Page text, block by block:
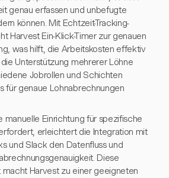
genau erfassen und unbefugte
können. Mit Echtzeit-Tracking-
Harvest Ein-Klick-Timer zur genauen
was hilft, die Arbeitskosten effektiv
Unterstützung mehrerer Löhne
Jobrollen und Schichten
für genaue Lohnabrechnungen
manuelle Einrichtung für spezifische
erleichtert die Integration mit
und Slack den Datenfluss und
Diese
macht Harvest zu einer geeigneten